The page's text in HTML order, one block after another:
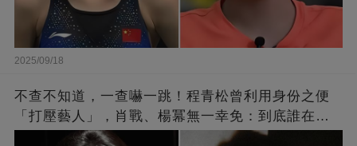
2025/09/18
不查不知道，一查嚇一跳！程青松曾利用身份之便
「打壓藝人」，肖戰、楊冪無一幸免：到底誰在給